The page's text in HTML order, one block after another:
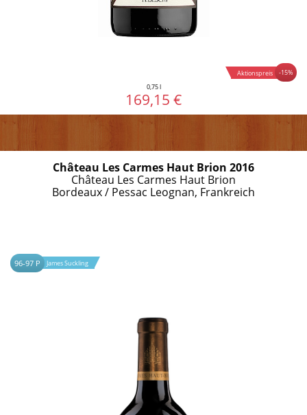
-15%
Aktionspreis
0,75 l
169,15 €
Château Les Carmes Haut Brion 2016
Château Les Carmes Haut Brion
Bordeaux / Pessac Leognan, Frankreich
96-97 P James Suckling